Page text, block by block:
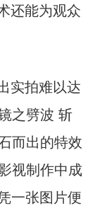
还能为观众
实拍难以达
之劈波 斩
而出的特效
视制作中成
一张图片便